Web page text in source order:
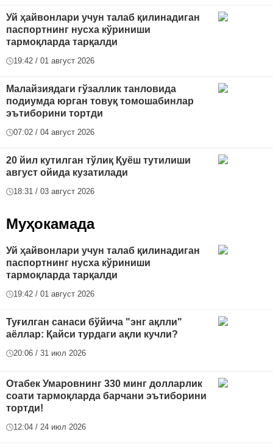
Уй ҳайвонлари учун талаб қилинадиган
паспортнинг нусха кўриниши
тармоқларда тарқалди
19:42 / 01 август 2026
Малайзиядаги гўзаллик танловида
подиумда юрган товуқ томошабинлар
эътиборини тортди
07:02 / 04 август 2026
20 йил кутилган тўлиқ Қуёш тутилиши
август ойида кузатилади
18:31 / 03 август 2026
Муҳокамада
Уй ҳайвонлари учун талаб қилинадиган
паспортнинг нусха кўриниши
тармоқларда тарқалди
19:42 / 01 август 2026
Туғилган санаси бўйича "энг ақлли"
аёллар: Қайси турдаги ақли кучли?
20:06 / 31 июл 2026
Отабек Умаровнинг 330 минг долларлик
соати тармоқларда барчани эътиборини
тортди!
12:04 / 24 июл 2026